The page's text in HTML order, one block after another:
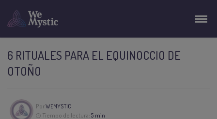
6 RITUALES PARA EL EQUINOCCIO DE
OTOÑO
PorWEMYSTIC
Tiempo de lectura: 5 min